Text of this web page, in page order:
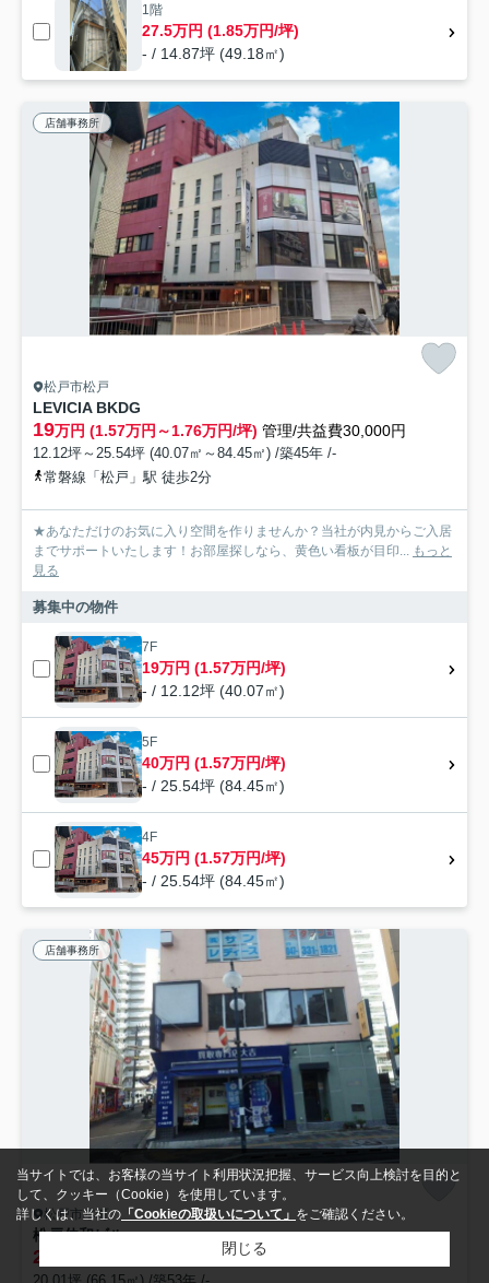
1階
27.5万円 (1.85万円/坪)
- / 14.87坪 (49.18㎡)
店舗事務所
松戸市松戸
LEVICIA BKDG
19万円 (1.57万円～1.76万円/坪) 管理/共益費30,000円
12.12坪～25.54坪 (40.07㎡～84.45㎡) /築45年 /-
常磐線「松戸」駅 徒歩2分
★あなただけのお気に入り空間を作りませんか？当社が内見からご入居
までサポートいたします！お部屋探しなら、黄色い看板が目印...
もっと
見る
募集中の物件
7F
19万円 (1.57万円/坪)
- / 12.12坪 (40.07㎡)
5F
40万円 (1.57万円/坪)
- / 25.54坪 (84.45㎡)
4F
45万円 (1.57万円/坪)
- / 25.54坪 (84.45㎡)
店舗事務所
松戸市本町
松戸伸和ビル
28.6 管理/共益費16,500円
当サイトでは、お客様の当サイト利用状況把握、サービス向上検討を目的と
して、クッキー（Cookie）を使用しています。
詳しくは、当社の 「Cookieの取扱いについて」 をご確認ください。
閉じる